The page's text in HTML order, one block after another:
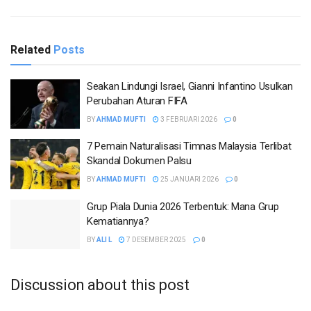
Related Posts
Seakan Lindungi Israel, Gianni Infantino Usulkan
Perubahan Aturan FIFA
BYAHMAD MUFTI 3 FEBRUARI 2026 0
7 Pemain Naturalisasi Timnas Malaysia Terlibat
Skandal Dokumen Palsu
BYAHMAD MUFTI 25 JANUARI 2026 0
Grup Piala Dunia 2026 Terbentuk: Mana Grup
Kematiannya?
BYALI L 7 DESEMBER 2025 0
Discussion about this post